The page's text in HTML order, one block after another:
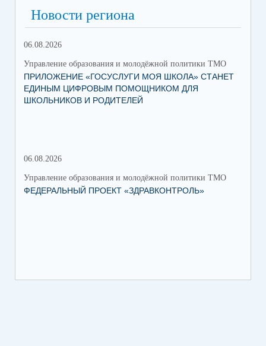
Новости региона
06.08.2026
Управление образования и молодёжной политики ТМО
ПРИЛОЖЕНИЕ «ГОСУСЛУГИ МОЯ ШКОЛА» СТАНЕТ
ЕДИНЫМ ЦИФРОВЫМ ПОМОЩНИКОМ ДЛЯ
ШКОЛЬНИКОВ И РОДИТЕЛЕЙ
06.08.2026
Управление образования и молодёжной политики ТМО
ФЕДЕРАЛЬНЫЙ ПРОЕКТ «ЗДРАВКОНТРОЛЬ»